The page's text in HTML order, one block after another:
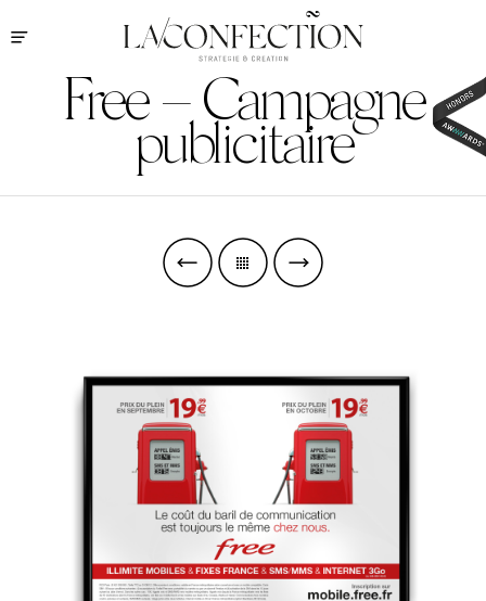
Free – Campagne
publicitaire